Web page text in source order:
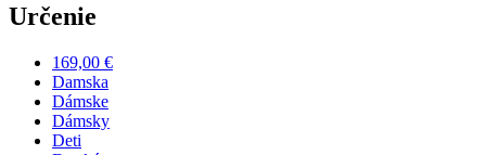
Určenie
169,00 €
Damska
Dámske
Dámsky
Deti